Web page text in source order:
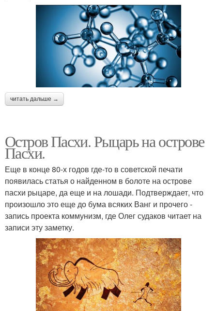
читать дальше →
Остров Пасхи. Рыцарь на острове
Пасхи.
Еще в конце 80-х годов где-то в советской печати
появилась статья о найденном в болоте на острове
пасхи рыцаре, да еще и на лошади. Подтверждает, что
произошло это еще до бума всяких Ванг и прочего -
запись проекта коммунизм, где Олег судаков читает на
записи эту заметку.